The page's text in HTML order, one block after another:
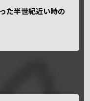
た半世紀近い時の